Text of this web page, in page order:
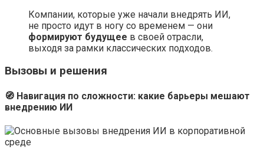
Компании, которые уже начали внедрять ИИ,
не просто идут в ногу со временем — они
формируют будущее в своей отрасли,
выходя за рамки классических подходов.
Вызовы и решения
🧭 Навигация по сложности: какие барьеры мешают
внедрению ИИ